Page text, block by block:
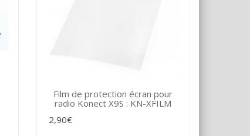
Film de protection écran pour
radio Konect X9S : KN-XFILM
2,90€